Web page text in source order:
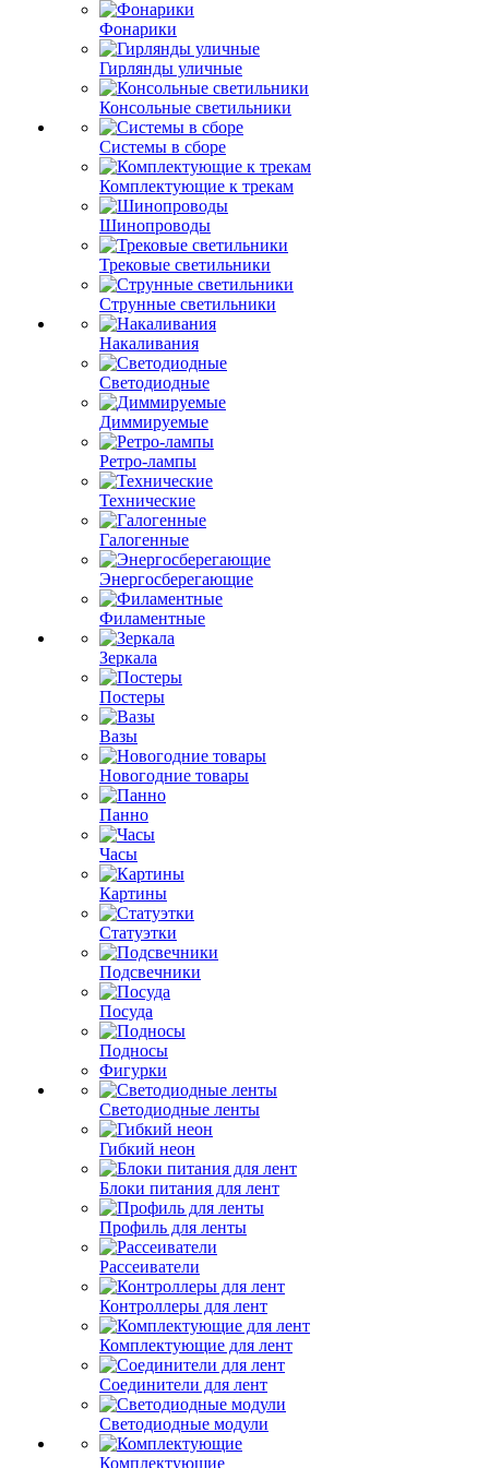
Фонарики
Гирлянды уличные
Консольные светильники
Системы в сборе
Комплектующие к трекам
Шинопроводы
Трековые светильники
Струнные светильники
Накаливания
Светодиодные
Диммируемые
Ретро-лампы
Технические
Галогенные
Энергосберегающие
Филаментные
Зеркала
Постеры
Вазы
Новогодние товары
Панно
Часы
Картины
Статуэтки
Подсвечники
Посуда
Подносы
Фигурки
Светодиодные ленты
Гибкий неон
Блоки питания для лент
Профиль для ленты
Рассеиватели
Контроллеры для лент
Комплектующие для лент
Соединители для лент
Светодиодные модули
Комплектующие